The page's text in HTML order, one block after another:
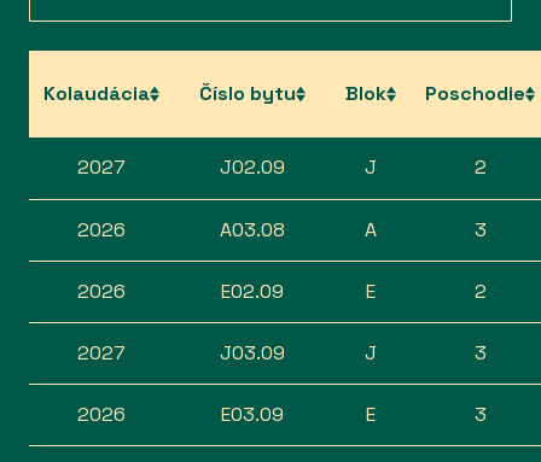
Kolaudácia Číslo bytu Blok Poschodie
2027 J02.09 J 2
2026 A03.08 A 3
2026 E02.09 E 2
2027 J03.09 J 3
2026 E03.09 E 3